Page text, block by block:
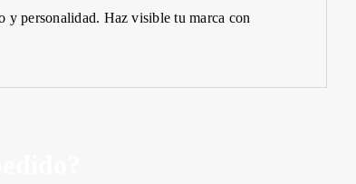
y personalidad. Haz visible tu marca con